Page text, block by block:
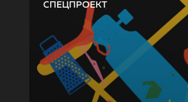
СПЕЦПРОЕКТ